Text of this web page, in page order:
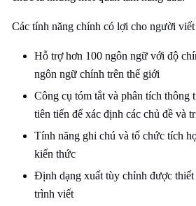
Các tính năng chính có lợi cho người viết
Hỗ trợ hơn 100 ngôn ngữ với độ
ngôn ngữ chính trên thế giới
Công cụ tóm tắt và phân tích
tiên tiến để xác định các chủ đề và
Tính năng ghi chú và tổ chức tích
kiến thức
Định dạng xuất tùy chỉnh được thiết
trình viết